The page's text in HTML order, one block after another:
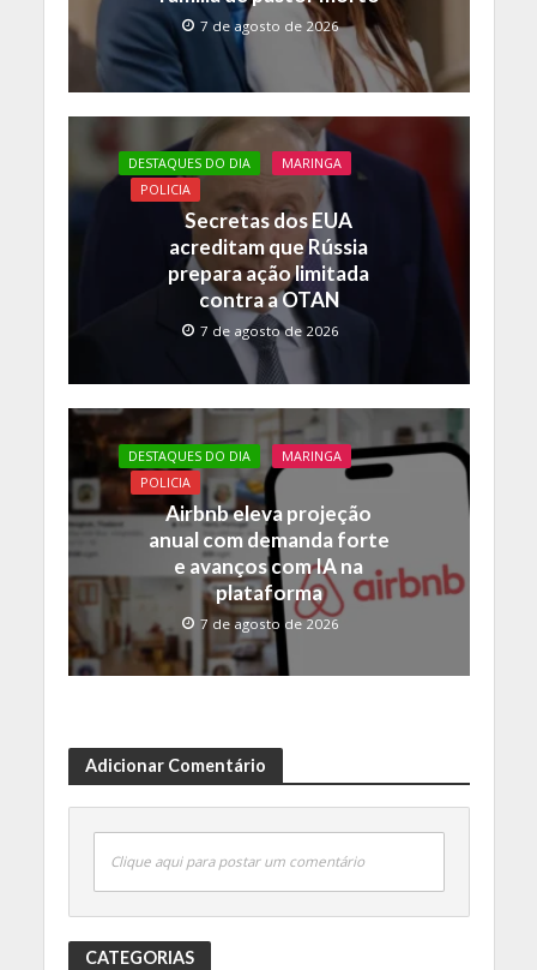
7 de agosto de 2026
DESTAQUES DO DIA
MARINGA
POLICIA
Secretas dos EUA
acreditam que Rússia
prepara ação limitada
contra a OTAN
7 de agosto de 2026
DESTAQUES DO DIA
MARINGA
POLICIA
Airbnb eleva projeção
anual com demanda forte
e avanços com IA na
plataforma
7 de agosto de 2026
Adicionar Comentário
Clique aqui para postar um comentário
CATEGORIAS